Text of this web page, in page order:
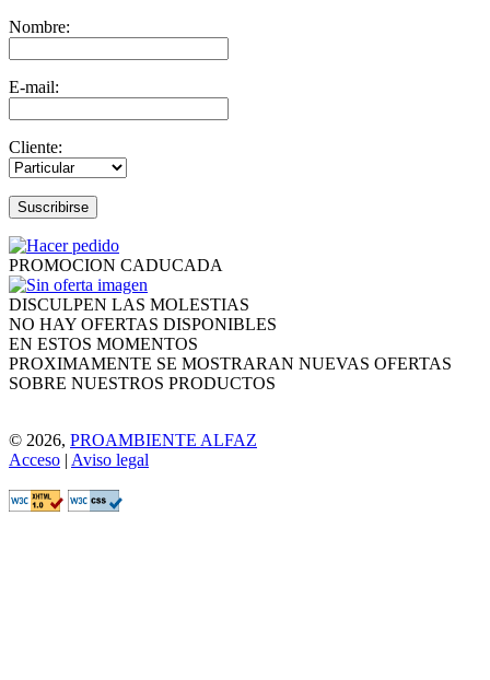
Nombre:
E-mail:
Cliente:
PROMOCION CADUCADA
DISCULPEN LAS MOLESTIAS
NO HAY OFERTAS DISPONIBLES
EN ESTOS MOMENTOS
PROXIMAMENTE SE MOSTRARAN NUEVAS OFERTAS
SOBRE NUESTROS PRODUCTOS
© 2026, PROAMBIENTE ALFAZ
Acceso | Aviso legal